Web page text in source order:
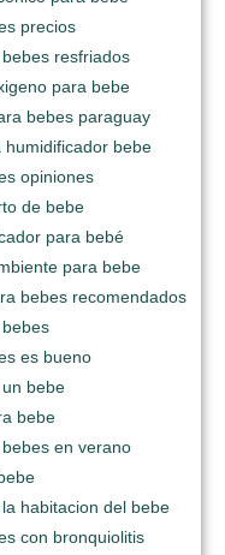
precios
resfriados
para bebe
bebes paraguay
bebe
opiniones
de bebe
para bebé
para bebe
bebes recomendados
es bueno
bebe
bebe
en verano
habitacion del bebe
con bronquiolitis